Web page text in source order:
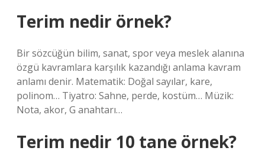
Terim nedir örnek?
Bir sözcüğün bilim, sanat, spor veya meslek alanına
özgü kavramlara karşılık kazandığı anlama kavram
anlamı denir. Matematik: Doğal sayılar, kare,
polinom… Tiyatro: Sahne, perde, kostüm… Müzik:
Nota, akor, G anahtarı…
Terim nedir 10 tane örnek?